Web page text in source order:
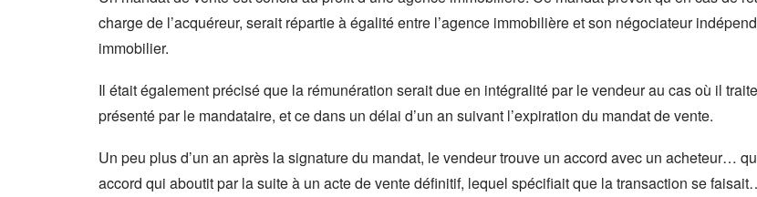
charge de l’acquéreur, serait répartie à égalité entre l’agence immobilière et son négociateur
immobilier.
Il était également précisé que la rémunération serait due en intégralité par le vendeur au cas où il
présenté par le mandataire, et ce dans un délai d’un an suivant l’expiration du mandat de vente.
Un peu plus d’un an après la signature du mandat, le vendeur trouve un accord avec un acheteur…
accord qui aboutit par la suite à un acte de vente définitif, lequel spécifiait que la transaction se